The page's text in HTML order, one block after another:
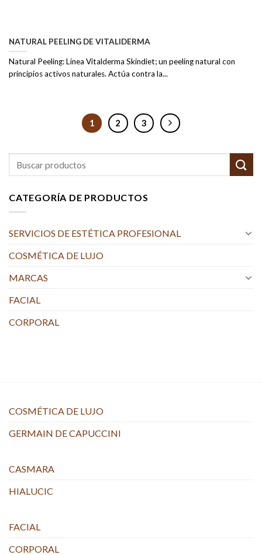
CATEGORÍA DE PRODUCTOS
SERVICIOS DE ESTÉTICA PROFESIONAL
COSMÉTICA DE LUJO
MARCAS
FACIAL
CORPORAL
NATURAL PEELING DE VITALIDERMA
Natural Peeling: Línea Vitalderma Skindiet; un peeling natural con
principios activos naturales. Actúa contra la...
1 2 3
COSMÉTICA DE LUJO
GERMAIN DE CAPUCCINI
CASMARA
HIALUCIC
FACIAL
CORPORAL